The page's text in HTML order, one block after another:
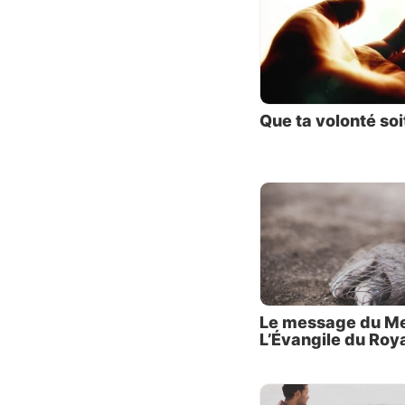
– avait
5:8).
Il
plutôt
nous
notre
tout
«
Il y a
monde
Que ta volonté
Le message du
L’Évangile du